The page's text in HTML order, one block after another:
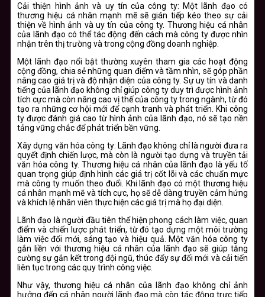
Cải thiện hình ảnh và uy tín của công ty: Một lãnh đạo có
thương hiệu cá nhân mạnh mẽ sẽ gián tiếp kéo theo sự cải
thiện về hình ảnh và uy tín của công ty. Thương hiệu cá nhân
của lãnh đạo có thể tác động đến cách mà công ty được nhìn
nhận trên thị trường và trong cộng đồng doanh nghiệp.
Một lãnh đạo nổi bật thường xuyên tham gia các hoạt động
cộng đồng, chia sẻ những quan điểm và tầm nhìn, sẽ góp phần
nâng cao giá trị và độ nhận diện của công ty. Sự uy tín và danh
tiếng của lãnh đạo không chỉ giúp công ty duy trì được hình ảnh
tích cực mà còn nâng cao vị thế của công ty trong ngành, từ đó
tạo ra những cơ hội mới để cạnh tranh và phát triển. Khi công
ty được đánh giá cao từ hình ảnh của lãnh đạo, nó sẽ tạo nền
tảng vững chắc để phát triển bền vững.
Xây dựng văn hóa công ty: Lãnh đạo không chỉ là người đưa ra
quyết định chiến lược, mà còn là người tạo dựng và truyền tải
văn hóa công ty. Thương hiệu cá nhân của lãnh đạo là yếu tố
quan trọng giúp định hình các giá trị cốt lõi và các chuẩn mực
mà công ty muốn theo đuổi. Khi lãnh đạo có một thương hiệu
cá nhân mạnh mẽ và tích cực, họ sẽ dễ dàng truyền cảm hứng
và khích lệ nhân viên thực hiện các giá trị mà họ đại diện.
Lãnh đạo là người đầu tiên thể hiện phong cách làm việc, quan
điểm và chiến lược phát triển, từ đó tạo dựng một môi trường
làm việc đổi mới, sáng tạo và hiệu quả. Một văn hóa công ty
gắn liền với thương hiệu cá nhân của lãnh đạo sẽ giúp tăng
cường sự gắn kết trong đội ngũ, thúc đẩy sự đổi mới và cải tiến
liên tục trong các quy trình công việc.
Như vậy, thương hiệu cá nhân của lãnh đạo không chỉ ảnh
hưởng đến cá nhân người lãnh đạo mà còn tác động trực tiếp